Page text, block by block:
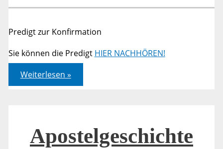
Predigt zur Konfirmation
Sie können die Predigt HIER NACHHÖREN!
1.
Timotheus
6,12-
Weiterlesen »
Apostelgeschichte